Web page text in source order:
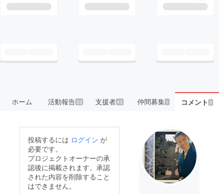
ホーム 活動報告33 支援者43 仲間募集 1 コメント3
投稿するには ログイン が
必要です。
プロジェクトオーナーの承
認後に掲載されます。承認
された内容を削除すること
はできません。